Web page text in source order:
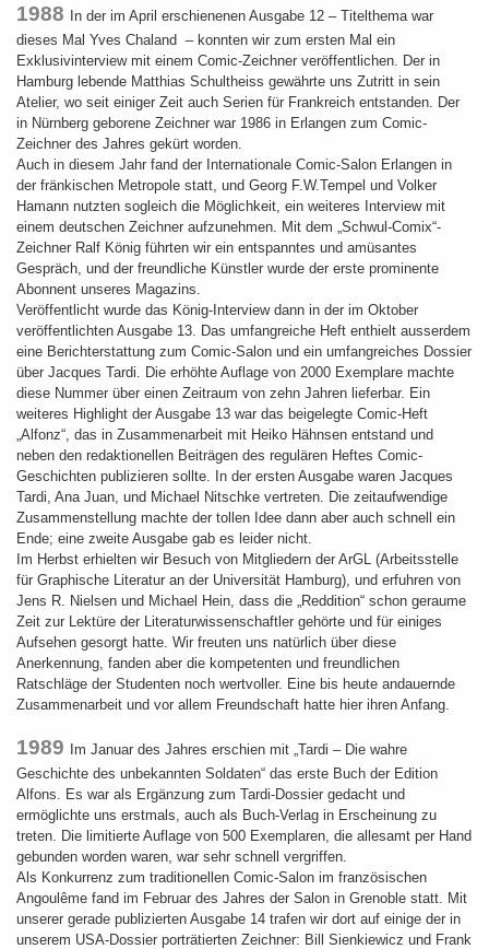
1988 In der im April erschienenen Ausgabe 12 – Titelthema war
dieses Mal Yves Chaland – konnten wir zum ersten Mal ein
Exklusivinterview mit einem Comic-Zeichner veröffentlichen. Der in
Hamburg lebende Matthias Schultheiss gewährte uns Zutritt in sein
Atelier, wo seit einiger Zeit auch Serien für Frankreich entstanden. Der
in Nürnberg geborene Zeichner war 1986 in Erlangen zum Comic-
Zeichner des Jahres gekürt worden.
Auch in diesem Jahr fand der Internationale Comic-Salon Erlangen in
der fränkischen Metropole statt, und Georg F.W.Tempel und Volker
Hamann nutzten sogleich die Möglichkeit, ein weiteres Interview mit
einem deutschen Zeichner aufzunehmen. Mit dem „Schwul-Comix“-
Zeichner Ralf König führten wir ein entspanntes und amüsantes
Gespräch, und der freundliche Künstler wurde der erste prominente
Abonnent unseres Magazins.
Veröffentlicht wurde das König-Interview dann in der im Oktober
veröffentlichten Ausgabe 13. Das umfangreiche Heft enthielt ausserdem
eine Berichterstattung zum Comic-Salon und ein umfangreiches Dossier
über Jacques Tardi. Die erhöhte Auflage von 2000 Exemplare machte
diese Nummer über einen Zeitraum von zehn Jahren lieferbar. Ein
weiteres Highlight der Ausgabe 13 war das beigelegte Comic-Heft
„Alfonz“, das in Zusammenarbeit mit Heiko Hähnsen entstand und
neben den redaktionellen Beiträgen des regulären Heftes Comic-
Geschichten publizieren sollte. In der ersten Ausgabe waren Jacques
Tardi, Ana Juan, und Michael Nitschke vertreten. Die zeitaufwendige
Zusammenstellung machte der tollen Idee dann aber auch schnell ein
Ende; eine zweite Ausgabe gab es leider nicht.
Im Herbst erhielten wir Besuch von Mitgliedern der ArGL (Arbeitsstelle
für Graphische Literatur an der Universität Hamburg), und erfuhren von
Jens R. Nielsen und Michael Hein, dass die „Reddition“ schon geraume
Zeit zur Lektüre der Literaturwissenschaftler gehörte und für einiges
Aufsehen gesorgt hatte. Wir freuten uns natürlich über diese
Anerkennung, fanden aber die kompetenten und freundlichen
Ratschläge der Studenten noch wertvoller. Eine bis heute andauernde
Zusammenarbeit und vor allem Freundschaft hatte hier ihren Anfang.
1989 Im Januar des Jahres erschien mit „Tardi – Die wahre
Geschichte des unbekannten Soldaten“ das erste Buch der Edition
Alfons. Es war als Ergänzung zum Tardi-Dossier gedacht und
ermöglichte uns erstmals, auch als Buch-Verlag in Erscheinung zu
treten. Die limitierte Auflage von 500 Exemplaren, die allesamt per Hand
gebunden worden waren, war sehr schnell vergriffen.
Als Konkurrenz zum traditionellen Comic-Salon im französischen
Angoulême fand im Februar des Jahres der Salon in Grenoble statt. Mit
unserer gerade publizierten Ausgabe 14 trafen wir dort auf einige der in
unserem USA-Dossier porträtierten Zeichner: Bill Sienkiewicz und Frank